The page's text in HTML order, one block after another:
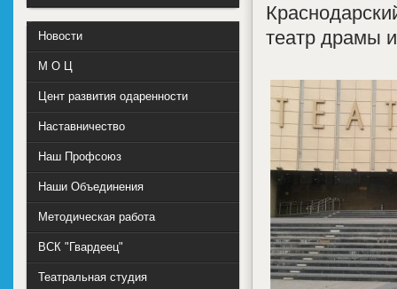
театр драмы
Новости
М О Ц
Цент развития одаренности
Наставничество
Наш Профсоюз
Наши Объединения
Методическая работа
ВСК "Гвардеец"
Театральная студия